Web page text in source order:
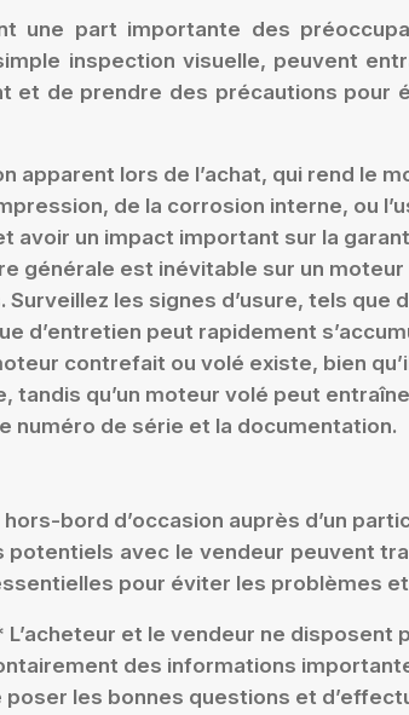
une part importante des
inspection visuelle, peuvent
et de prendre des précautions
apparent lors de l’achat, qui rend le
de la corrosion interne, ou
un impact important sur la
générale est inévitable sur un
les signes d’usure, tels que
d’entretien peut rapidement
contrefait ou volé existe, bien
qu’un moteur volé peut
numéro de série et la documentation.
bord d’occasion auprès d’un
avec le vendeur peuvent
pour éviter les problèmes
et le vendeur ne disposent
des informations
poser les bonnes questions et